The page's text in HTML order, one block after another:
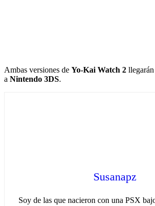
Ambas versiones de Yo-Kai Watch 2
a Nintendo 3DS.
Susanapz
Soy de las que nacieron con una PSX